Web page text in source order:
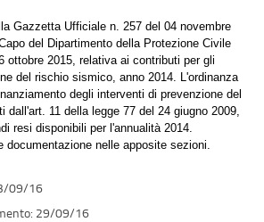
Gazzetta Ufficiale n. 257 del 04 novembre
del Dipartimento della Protezione Civile
ottobre 2015, relativa ai contributi per gli
del rischio sismico, anno 2014. L'ordinanza
degli interventi di prevenzione del
11 della legge 77 del 24 giugno 2009,
resi disponibili per l'annualità 2014.
documentazione nelle apposite sezioni.
09/16
29/09/16